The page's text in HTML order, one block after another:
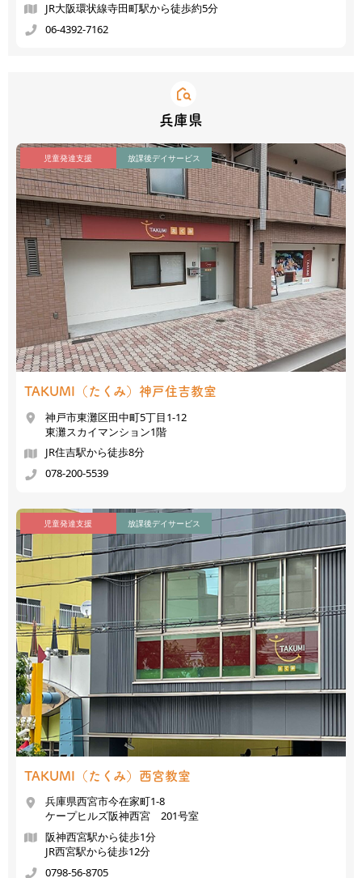
JR大阪環状線寺田町駅から徒歩約5分
06-4392-7162
兵庫県
TAKUMI（たくみ） 神戸住吉教室
児童発達支援 放課後デイサービス
神戸市東灘区田中町5丁目1-12
東灘スカイマンション1階
JR住吉駅から徒歩8分
078-200-5539
TAKUMI（たくみ） 西宮教室
児童発達支援 放課後デイサービス
兵庫県西宮市今在家町1-8
ケープヒルズ阪神西宮 201号室
阪神西宮駅から徒歩1分
JR西宮駅から徒歩12分
0798-56-8705